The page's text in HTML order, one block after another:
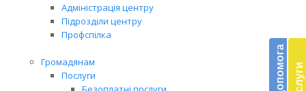
Адміністрація центру
Підрозділи центру
Профспілка
Громадянам
Послуги